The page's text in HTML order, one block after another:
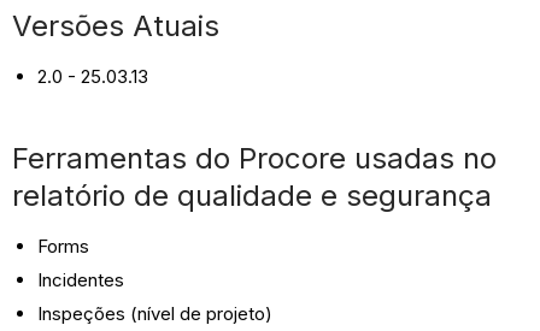
de
e
de
relatório
Versões Atuais
2.0 - 25.03.13
Ferramentas do Procore usadas no
relatório de qualidade e segurança
Forms
Incidentes
Inspeções (nível de projeto)